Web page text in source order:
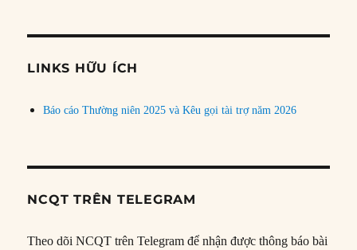
đề
LINKS HỮU ÍCH
Báo cáo Thường niên 2025 và Kêu gọi tài trợ năm 2026
NCQT TRÊN TELEGRAM
Theo dõi NCQT trên Telegram để nhận được thông báo bài